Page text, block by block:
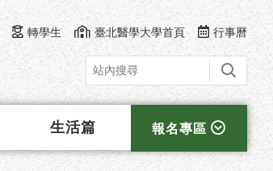
轉學生 臺北醫學大學首頁 行事曆
生活篇 報名專區